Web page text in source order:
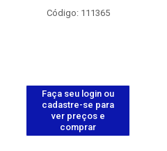
Código: 111365
Faça seu login ou
cadastre-se para
ver preços e
comprar